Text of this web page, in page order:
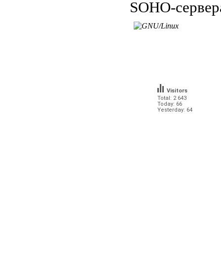
SOHO-
Total: 2 643
Today: 66
Yesterday: 64
Visitors